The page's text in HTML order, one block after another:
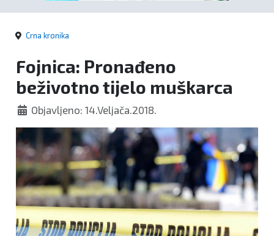
kronika
Politika
Zanimljivosti
Crna kronika
Fojnica: Pronađeno
beživotno tijelo muškarca
Objavljeno: 14.Veljača.2018.